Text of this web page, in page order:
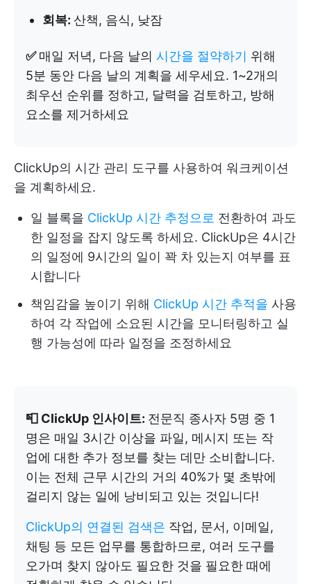
회복: 산책, 음식, 낮잠
✅매일 저녁, 다음 날의 시간을 절약하기 위해
5분 동안 다음 날의 계획을 세우세요. 1~2개의
최우선 순위를 정하고, 달력을 검토하고, 방해
요소를 제거하세요
ClickUp의 시간 관리 도구를 사용하여 워크케이션
을 계획하세요.
일 블록을 ClickUp 시간 추정으로 전환하여 과도
한 일정을 잡지 않도록 하세요. ClickUp은 4시간
의 일정에 9시간의 일이 꽉 차 있는지 여부를 표
시합니다
책임감을 높이기 위해 ClickUp 시간 추적을 사용
하여 각 작업에 소요된 시간을 모니터링하고 실
행 가능성에 따라 일정을 조정하세요
📮 ClickUp 인사이트: 전문직 종사자 5명 중 1
명은 매일 3시간 이상을 파일, 메시지 또는 작
업에 대한 추가 정보를 찾는 데만 소비합니다.
이는 전체 근무 시간의 거의 40%가 몇 초밖에
걸리지 않는 일에 낭비되고 있는 것입니다!
ClickUp의 연결된 검색은 작업, 문서, 이메일,
채팅 등 모든 업무를 통합하므로, 여러 도구를
오가며 찾지 않아도 필요한 것을 필요한 때에